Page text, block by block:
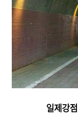
일제강